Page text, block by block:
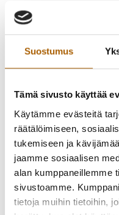
Suostumus
Tämä sivusto käyttää
Käytämme evästeitä
räätälöimiseen,
tukemiseen ja
jaamme sosiaalisen
alan kumppaneillemme
sivustoamme.
tietoja muihin tietoihin,
tanssityyleistä (mm.
Alkulämmittelyn jälkeen
nauttimaan tanssin
mukaan!
Pilateskurssi
Kurssiaika:
Sunnuntaisin 11.1., 25.1.,
12.4.2026 (yhteensä 7
koulun liikuntasalissa